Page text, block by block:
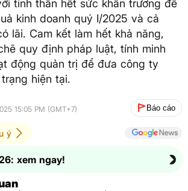
tinh thần hết sức khẩn trương để
kinh doanh quý I/2025 và cả
lãi. Cam kết làm hết khả năng,
quy định pháp luật, tính minh
động quản trị để đưa công ty
hiện tại.
15:05 PM (GMT+7) Báo cáo
ý
xem ngay!